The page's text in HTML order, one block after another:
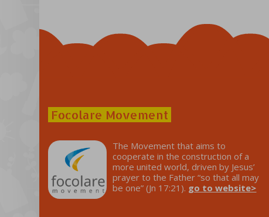
Focolare Movement
The Movement that aims to
cooperate in the construction of a
more united world, driven by Jesus’
prayer to the Father “so that all may
be one” (Jn 17:21). go to website>